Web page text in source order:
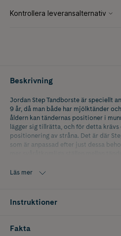
Beskrivning
Jordan Step Tandborste är speciellt
9 år, då man både har mjölktänder
åldern kan tändernas positioner i
lägger sig tillrätta, och för detta
positionering av stråna. Det är där
som är anpassad efter just dessa
Läs mer
Instruktioner
Fakta